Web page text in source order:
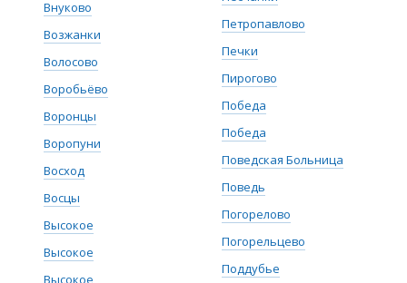
Внуково
Возжанки
Волосово
Воробьёво
Воронцы
Воропуни
Восход
Восцы
Высокое
Высокое
Высокое
Петропавлово
Печки
Пирогово
Победа
Победа
Поведская Больница
Поведь
Погорелово
Погорельцево
Поддубье